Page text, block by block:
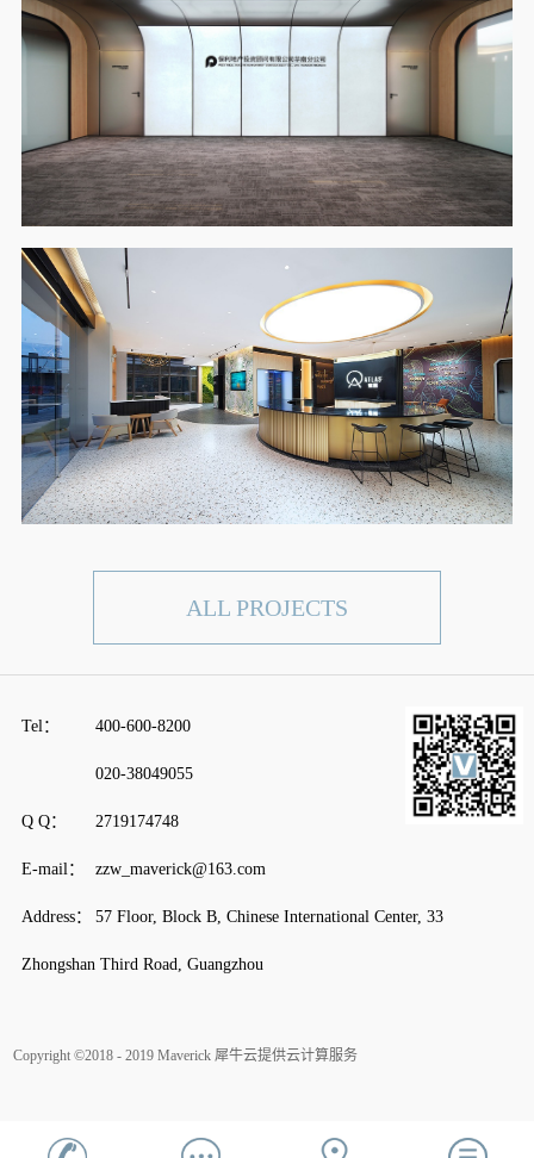
ALL PROJECTS
Tel： 400-600-8200
020-38049055
Q Q： 2719174748
E-mail： zzw_maverick@163.com
Address： 57 Floor, Block B, Chinese International Center, 33
Zhongshan Third Road, Guangzhou
Copyright ©2018 - 2019 Maverick 犀牛云提供云计算服务